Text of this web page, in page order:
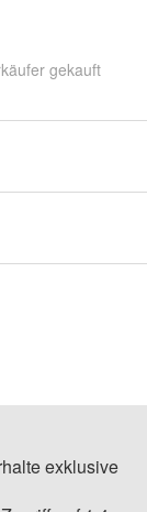
gekauft
exklusive